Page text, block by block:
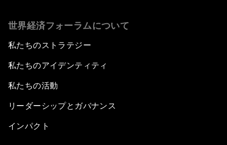
世界経済フォーラムについて
私たちのストラテジー
私たちのアイデンティティ
私たちの活動
リーダーシップとガバナンス
インパクト